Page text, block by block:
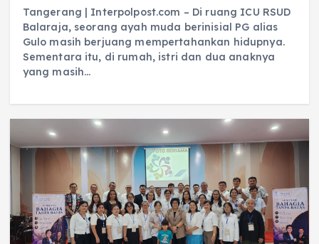
Tangerang | Interpolpost.com – Di ruang ICU RSUD
Balaraja, seorang ayah muda berinisial PG alias
Gulo masih berjuang mempertahankan hidupnya.
Sementara itu, di rumah, istri dan dua anaknya
yang masih…